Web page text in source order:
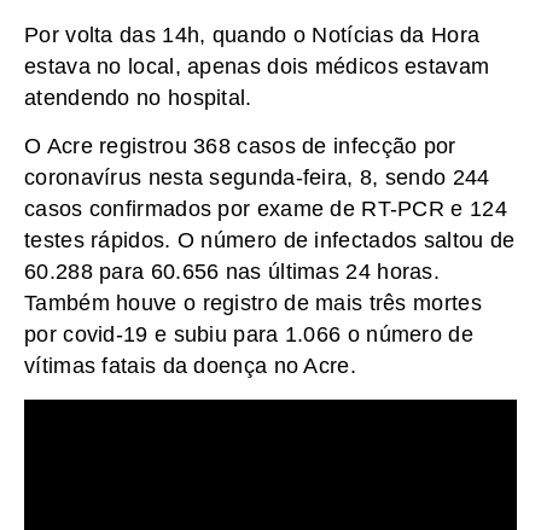
Por volta das 14h, quando o Notícias da Hora
estava no local, apenas dois médicos estavam
atendendo no hospital.
O Acre registrou 368 casos de infecção por
coronavírus nesta segunda-feira, 8, sendo 244
casos confirmados por exame de RT-PCR e 124
testes rápidos. O número de infectados saltou de
60.288 para 60.656 nas últimas 24 horas.
Também houve o registro de mais três mortes
por covid-19 e subiu para 1.066 o número de
vítimas fatais da doença no Acre.